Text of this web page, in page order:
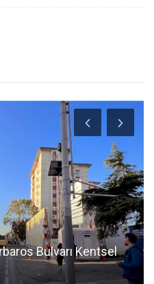
Bulvarı Kentsel